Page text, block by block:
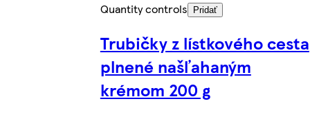
Quantity controls
Pridať
Trubičky z lístkového cesta
plnené našľahaným
krémom 200 g